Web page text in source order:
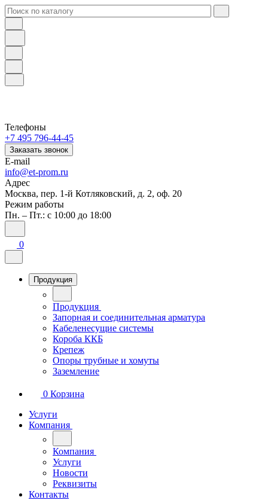
Телефоны
+7 495 796-44-45
Заказать звонок
E-mail
info@et-prom.ru
Адрес
Москва, пер. 1-й Котляковский, д. 2, оф. 20
Режим работы
Пн. – Пт.: с 10:00 до 18:00
0
Продукция
Продукция
Запорная и соединительная арматура
Кабеленесущие системы
Короба ККБ
Крепеж
Опоры трубные и хомуты
Заземление
0 Корзина
Услуги
Компания
Компания
Услуги
Новости
Реквизиты
Контакты